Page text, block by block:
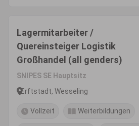
Lagermitarbeiter /
Quereinsteiger Logistik
Großhandel (all genders)
SNIPES SE Hauptsitz
Erftstadt, Wesseling
Vollzeit Weiterbildungen